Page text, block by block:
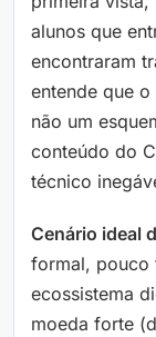
alunos que
encontraram
entende que
não um
conteúdo do
técnico
Cenário ideal
formal, pouco
ecossistema
moeda forte